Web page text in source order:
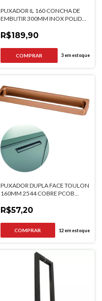
PUXADOR IL 160 CONCHA DE
EMBUTIR 300MM INOX POLIDO
R$189,90
3em estoque
PUXADOR DUPLA FACE TOULON
160MM 2544 COBRE PCOB
R$57,20
12em estoque